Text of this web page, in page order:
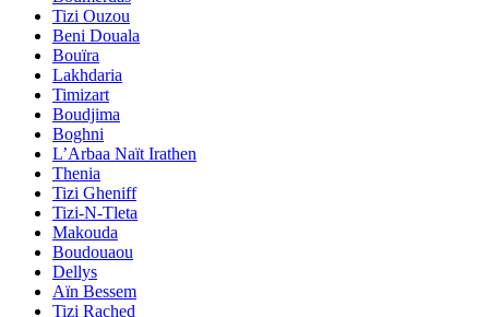
Tizi Ouzou
Beni Douala
Bouïra
Lakhdaria
Timizart
Boudjima
Boghni
L’Arbaa Naït Irathen
Thenia
Tizi Gheniff
Tizi-N-Tleta
Makouda
Boudouaou
Dellys
Aïn Bessem
Tizi Rached